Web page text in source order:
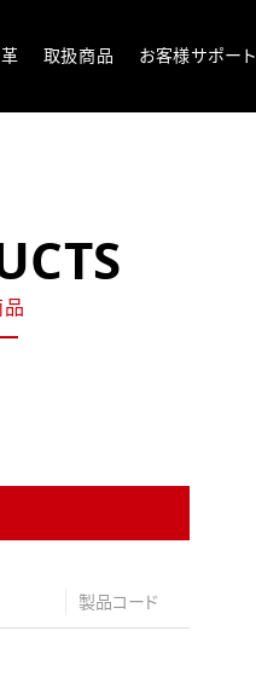
取扱商品 お客様サポート
製品コード